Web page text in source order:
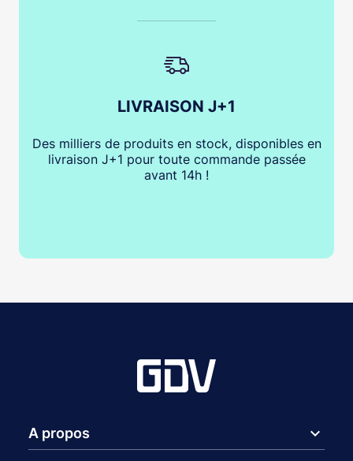
LIVRAISON J+1
Des milliers de produits en stock, disponibles en
livraison J+1 pour toute commande passée
avant 14h !
A propos expand_more